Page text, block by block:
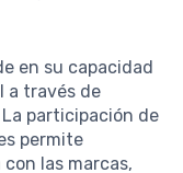
en su capacidad
a través de
participación de
permite
las marcas,